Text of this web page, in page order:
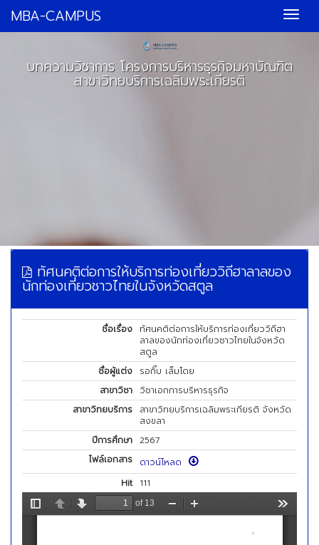
MBA-CAMPUS
บทความวิชาการ โครงการบริหารธุรกิจมหาบัณฑิต
สาขาวิทยบริการเฉลิมพระเกียรติ
ทัศนคติต่อการให้บริการท่องเที่ยววิถีฮาลาลของ
นักท่องเที่ยวชาวไทยในจังหวัดสตูล
ชื่อเรื่อง
ทัศนคติต่อการให้บริการท่องเที่ยววิถีฮา
ลาลของนักท่องเที่ยวชาวไทยในจังหวัด
สตูล
ชื่อผู้แต่ง
รอกิ๊บ เล็มโดย
สาขาวิชา
วิชาเอกการบริหารธุรกิจ
สาขาวิทยบริการ
สาขาวิทยบริการเฉลิมพระเกียรติ จังหวัด
สงขลา
ปีการศึกษา 2567
ไฟล์เอกสาร
ดาวน์โหลด
Hit
111